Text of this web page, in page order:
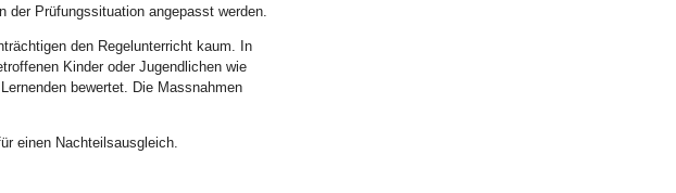
der Prüfungssituation angepasst werden.
den Regelunterricht kaum. In
Kinder oder Jugendlichen wie
bewertet. Die Massnahmen
einen Nachteilsausgleich.